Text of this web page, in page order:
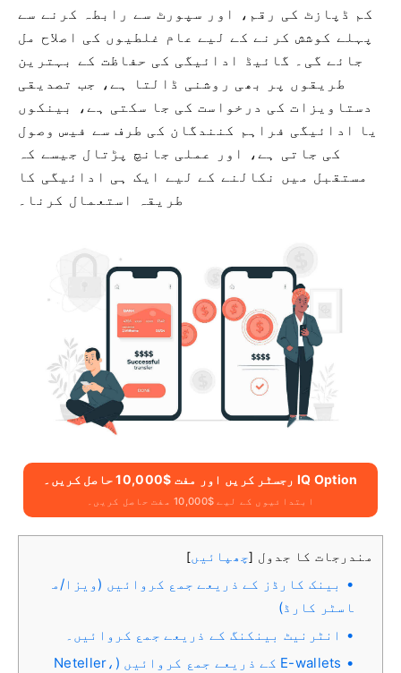
کم ڈپازٹ کی رقم، اور سپورٹ سے رابطہ کرنے سے
پہلے کوشش کرنے کے لیے عام غلطیوں کی اصلاح مل
جائے گی۔ گائیڈ ادائیگی کی حفاظت کے بہترین
طریقوں پر بھی روشنی ڈالتا ہے، جب تصدیقی
دستاویزات کی درخواست کی جا سکتی ہے، بینکوں
یا ادائیگی فراہم کنندگان کی طرف سے فیس وصول
کی جاتی ہے، اور عملی جانچ پڑتال جیسے کہ
مستقبل میں نکالنے کے لیے ایک ہی ادائیگی کا
طریقہ استعمال کرنا۔
IQ Option رجسٹر کریں اور مفت $10,000 حاصل کریں۔
ابتدائیوں کے لیے $10,000 مفت حاصل کریں۔
مندرجات کا جدول [چھپائیں]
بینک کارڈز کے ذریعے جمع کروائیں (ویزا/م
اسٹر کارڈ)
انٹرنیٹ بینکنگ کے ذریعے جمع کروائیں۔
E-wallets کے ذریعے جمع کروائیں (Neteller،